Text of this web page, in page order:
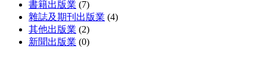
書籍出版業 (7)
雜誌及期刊出版業 (4)
其他出版業 (2)
新聞出版業 (0)